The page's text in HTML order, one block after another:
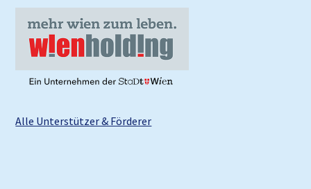
Alle Unterstützer & Förderer